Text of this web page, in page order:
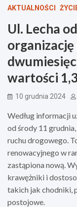
AKTUALNOŚCI
Ul. Lecha
wartości
10 grudnia 2024
Według informacji
od środy 11
ruchu drogowego.
renowacyjnego w
zastąpiona nową.
krawężniki i
takich jak chodniki,
postojowe.